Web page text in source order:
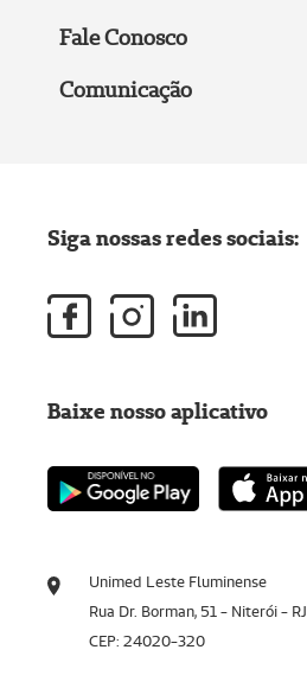
Fale Conosco
Comunicação
Unimed Leste Fluminense
Rua Dr. Borman, 51 - Niterói - RJ
CEP: 24020-320
Siga nossas redes sociais:
Baixe nosso aplicativo